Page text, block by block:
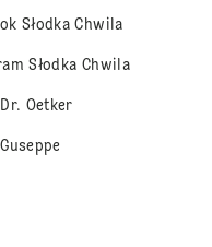
Słodka Chwila
Słodka Chwila
Oetker